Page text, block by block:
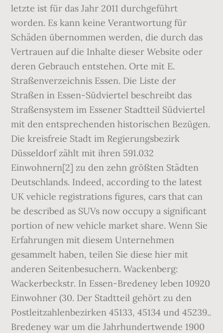
letzte ist für das Jahr 2011 durchgeführt
worden. Es kann keine Verantwortung für
Schäden übernommen werden, die durch das
Vertrauen auf die Inhalte dieser Website oder
deren Gebrauch entstehen. Orte mit E.
Straßenverzeichnis Essen. Die Liste der
Straßen in Essen-Südviertel beschreibt das
Straßensystem im Essener Stadtteil Südviertel
mit den entsprechenden historischen Bezügen.
Die kreisfreie Stadt im Regierungsbezirk
Düsseldorf zählt mit ihren 591.032
Einwohnern[2] zu den zehn größten Städten
Deutschlands. Indeed, according to the latest
UK vehicle registrations figures, cars that can
be described as SUVs now occupy a significant
portion of new vehicle market share. Wenn Sie
Erfahrungen mit diesem Unternehmen
gesammelt haben, teilen Sie diese hier mit
anderen Seitenbesuchern. Wackenberg:
Wackerbeckstr. In Essen-Bredeney leben 10920
Einwohner (30. Der Stadtteil gehört zu den
Postleitzahlenbezirken 45133, 45134 und 45239..
Bredeney war um die Jahrhundertwende 1900